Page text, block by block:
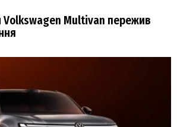
Volkswagen Multivan пережив